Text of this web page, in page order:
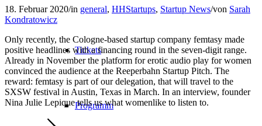
Tickets
Programm
18. Februar 2020/in general, HHStartups, Startup News/von Sarah
Kondratowicz
Only recently, the Cologne-based startup company femtasy made
positive headlines with a financing round in the seven-digit range.
Already in November the platform for erotic audio play for women
convinced the audience at the Reeperbahn Startup Pitch. The
reward: femtasy is part of our delegation, that will travel to the
SXSW festival in Austin, Texas in March. In an interview, founder
Nina Julie Lepique tells us what womenlike to listen to.